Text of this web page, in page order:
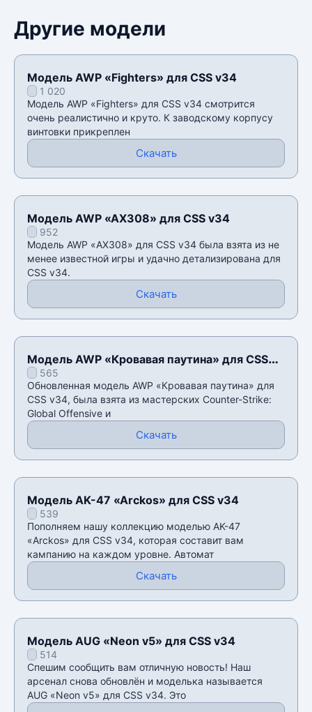
Другие модели
Модель AWP «Fighters» для CSS v34
1 020
Модель AWP «Fighters» для CSS v34 смотрится
очень реалистично и круто. К заводскому корпусу
винтовки прикреплен
Скачать
Модель AWP «AX308» для CSS v34
952
Модель AWP «AX308» для CSS v34 была взята из не
менее известной игры и удачно детализирована для
CSS v34.
Скачать
Модель AWP «Кровавая паутина» для CSS
v34565
Обновленная модель AWP «Кровавая паутина» для
CSS v34, была взята из мастерских Counter-Strike:
Global Offensive и
Скачать
Модель AK-47 «Arckos» для CSS v34
539
Пополняем нашу коллекцию моделью AK-47
«Arckos» для CSS v34, которая составит вам
кампанию на каждом уровне. Автомат
Скачать
Модель AUG «Neon v5» для CSS v34
514
Спешим сообщить вам отличную новость! Наш
арсенал снова обновлён и моделька называется
AUG «Neon v5» для CSS v34. Это